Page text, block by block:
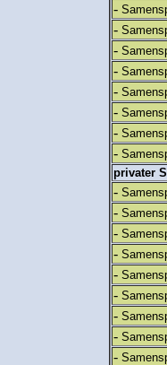
-
-
-
-
-
-
-
-
privater
-
-
-
-
-
-
-
-
-